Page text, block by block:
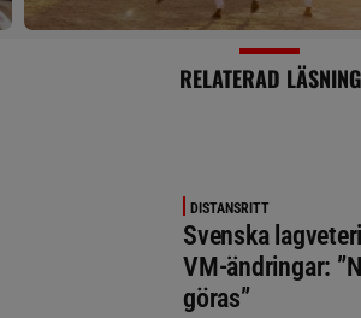
RELATERAD LÄSNING
DISTANSRITT
Svenska
VM-ändringar:
göras”